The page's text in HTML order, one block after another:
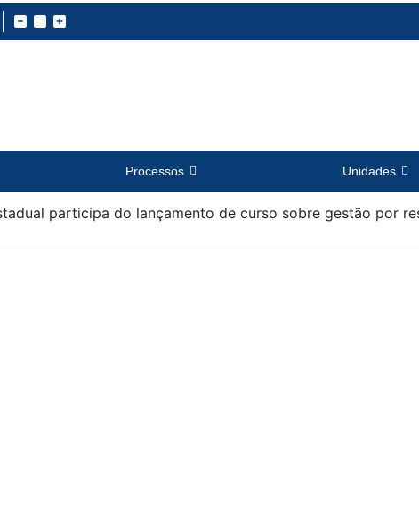
Processos Unidades
participa do lançamento de curso sobre gestão por